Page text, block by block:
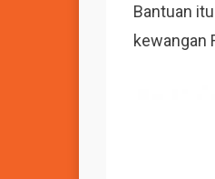
Bantuan
kewangan